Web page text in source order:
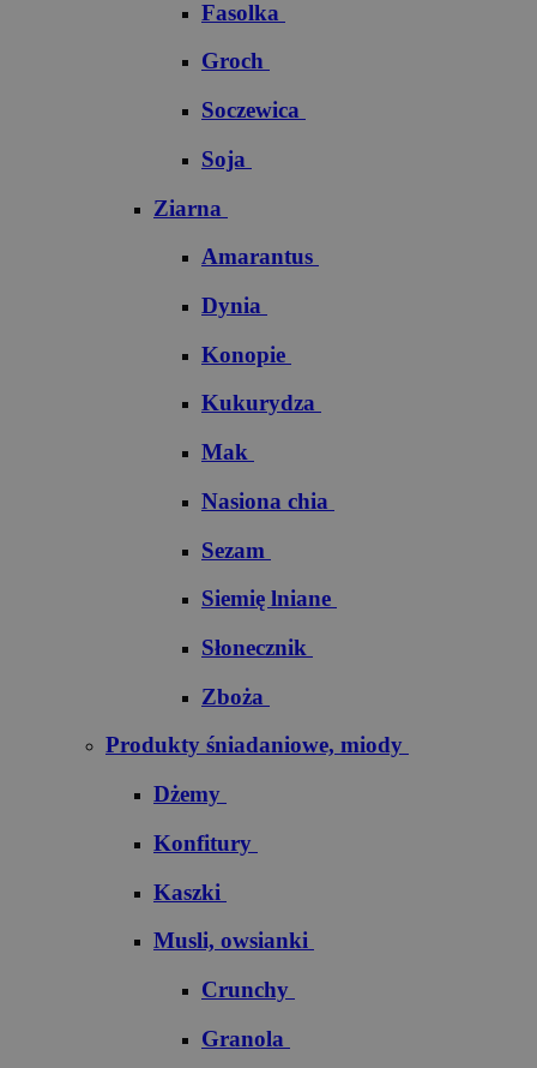
Fasolka
Groch
Soczewica
Soja
Ziarna
Amarantus
Dynia
Konopie
Kukurydza
Mak
Nasiona chia
Sezam
Siemię lniane
Słonecznik
Zboża
Produkty śniadaniowe, miody
Dżemy
Konfitury
Kaszki
Musli, owsianki
Crunchy
Granola